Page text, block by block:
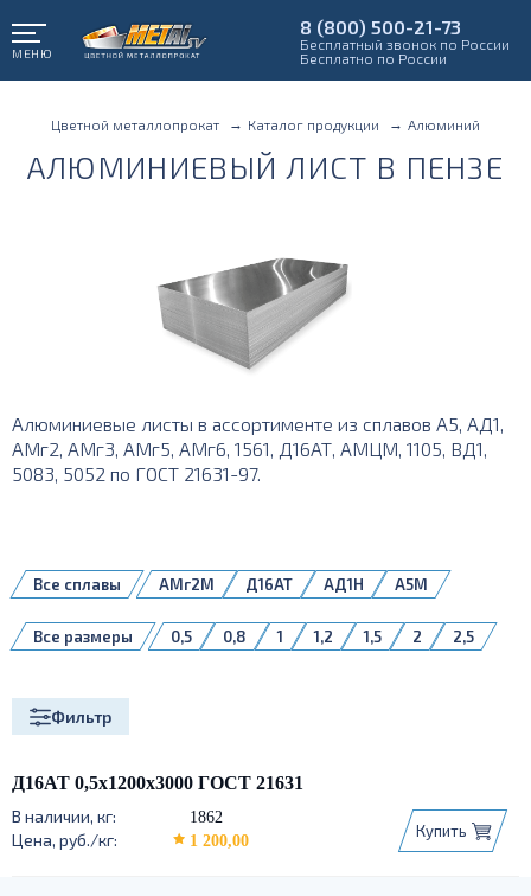
МЕНЮ
8 (800) 500-21-73
Бесплатный звонок по России
Бесплатно по России
Цветной металлопрокат Каталог продукции Алюминий
АЛЮМИНИЕВЫЙ ЛИСТ В ПЕНЗЕ
Алюминиевые листы в ассортименте из сплавов А5, АД1,
АМг2, АМг3, АМг5, АМг6, 1561, Д16АТ, АМЦМ, 1105, ВД1,
5083, 5052 по ГОСТ 21631-97.
АМг2М Д16АТ АД1Н
А5М
АМг4,5
АМг5М АМг6
АМг6БМ
Все сплавы
0,5 0,8 1 1,2 1,5 2
2,5
Все размеры
Фильтр
Д16АТ 0,5х1200х3000 ГОСТ 21631
1862
1 200,00
Купить